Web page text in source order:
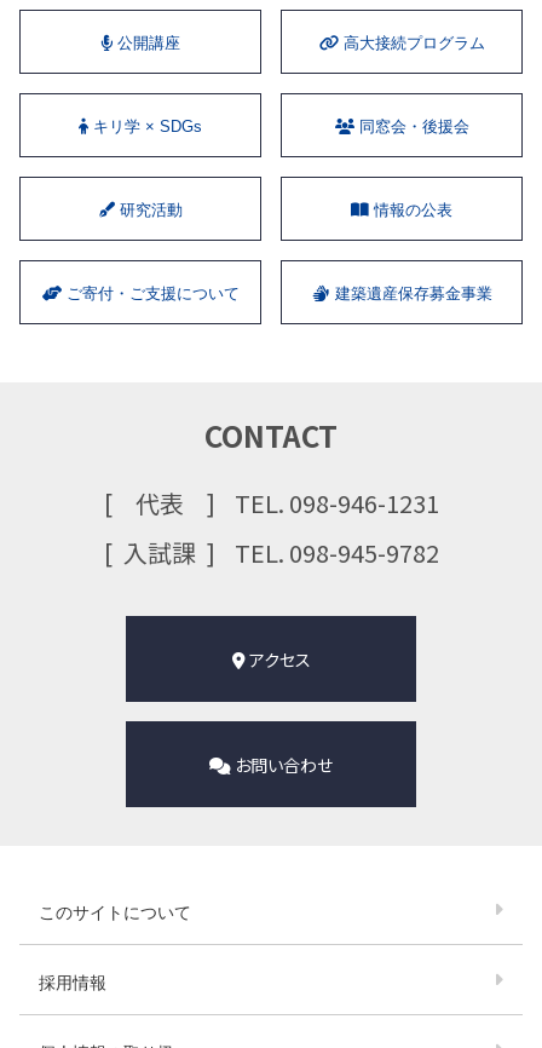
公開講座 ⾼⼤接続プログラム
キリ学 × SDGs 同窓会・後援会
研究活動 情報の公表
ご寄付・ご支援について 建築遺産保存募金事業
CONTACT
代表
TEL. 098-946-1231
⼊試課
TEL. 098-945-9782
アクセス
お問い合わせ
このサイトについて
採用情報